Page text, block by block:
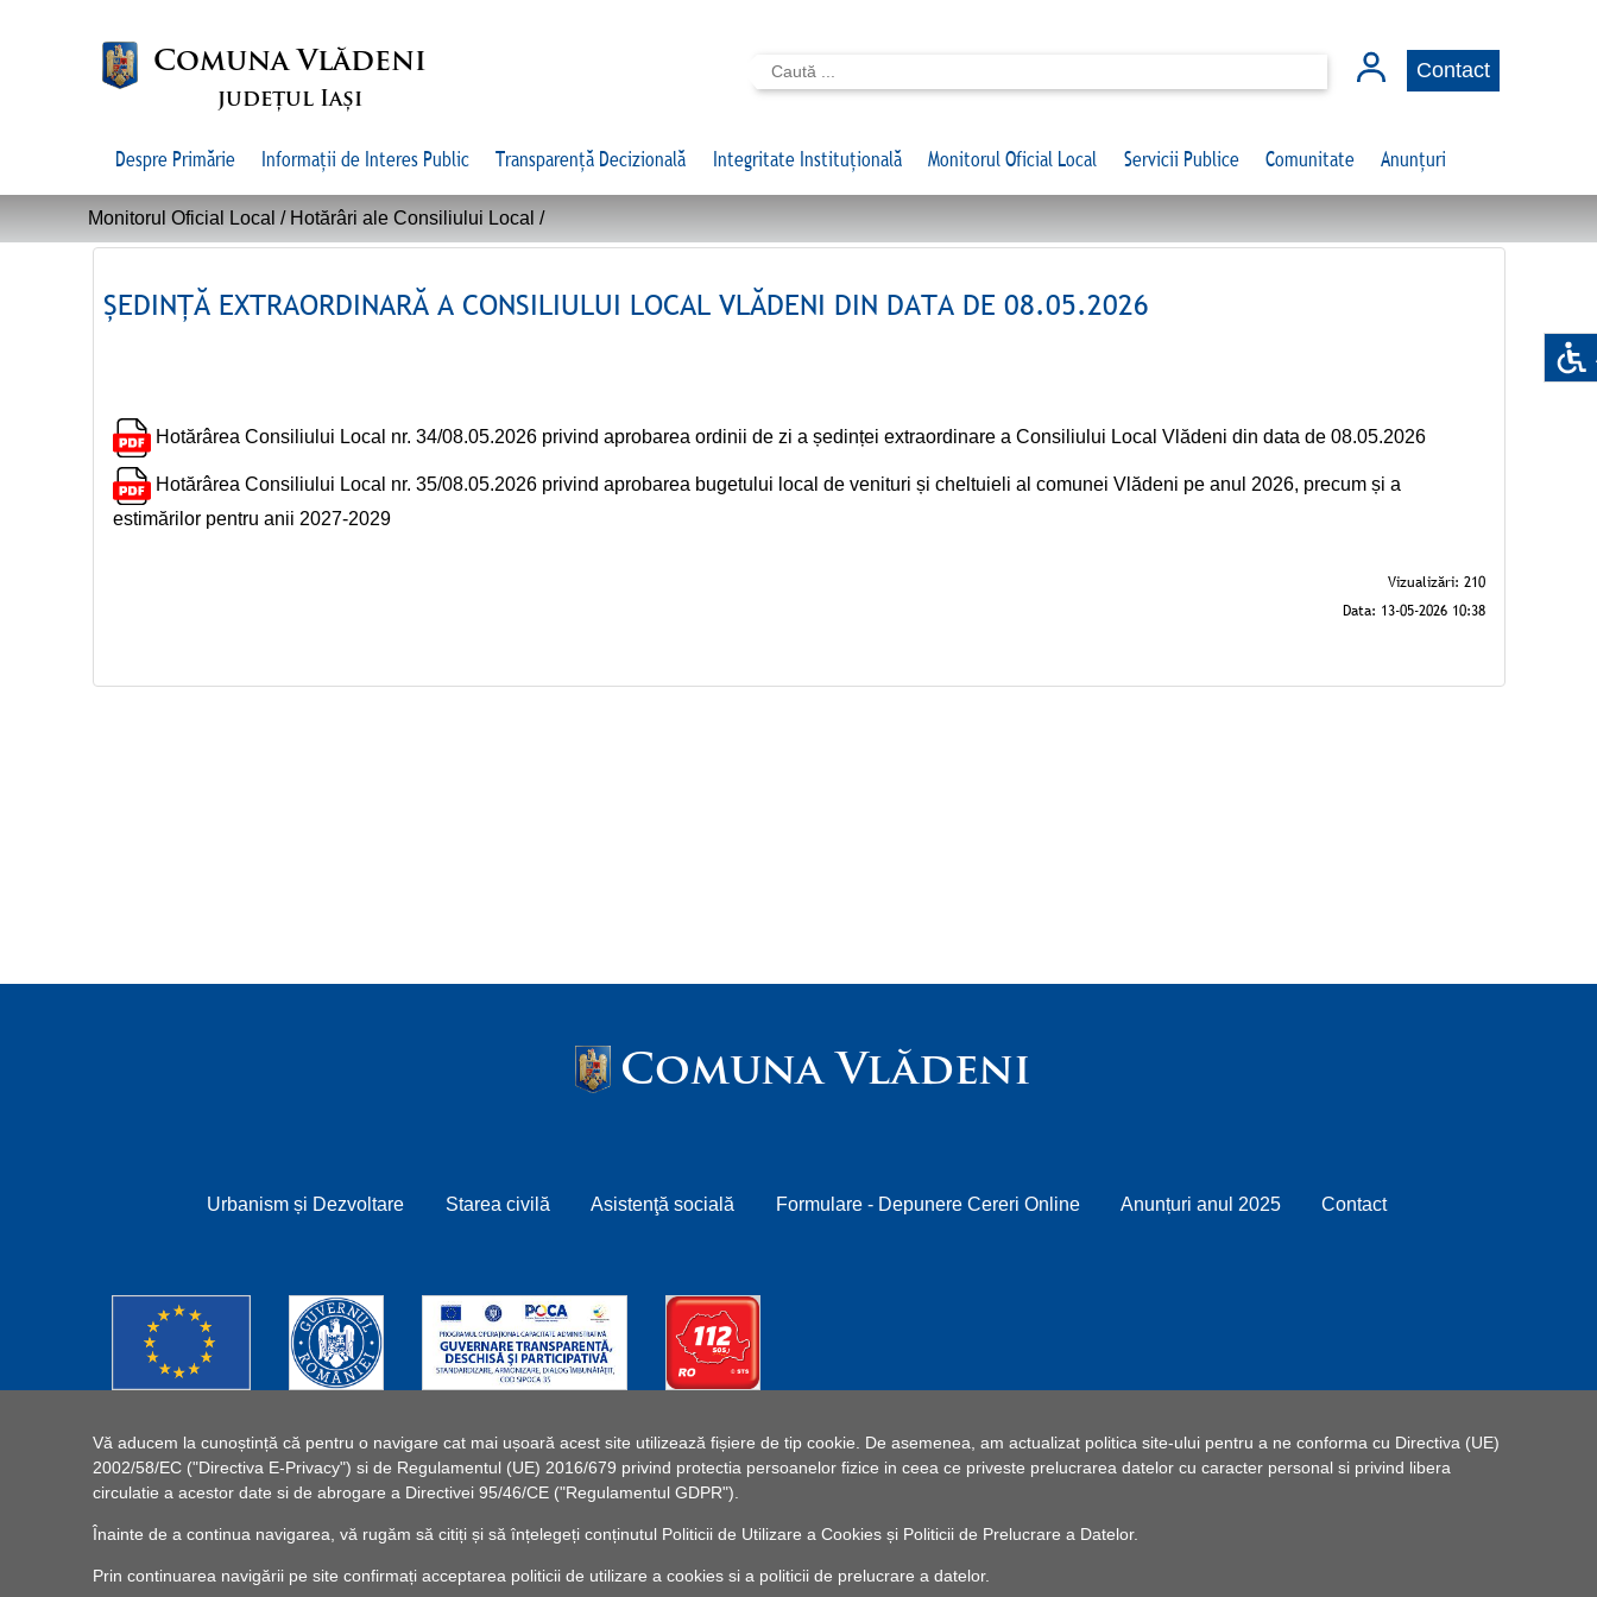
Vă aducem la cunoștință că pentru o navigare cat mai ușoară acest site utilizează fișiere de tip cookie. De asemenea, am actualizat politica site-ului pentru a ne conforma cu Directiva (UE)
2002/58/EC ("Directiva E-Privacy") si de Regulamentul (UE) 2016/679 privind protectia persoanelor fizice in ceea ce priveste prelucrarea datelor cu caracter personal si privind libera
circulatie a acestor date si de abrogare a Directivei 95/46/CE ("Regulamentul GDPR").
Înainte de a continua navigarea, vă rugăm să citiți și să înțelegeți conținutul Politicii de Utilizare a Cookiesși Politicii de Prelucrare a Datelor.
Prin continuarea navigării pe site confirmați acceptarea politicii de utilizare a cookies si a politicii de prelucrare a datelor.
Comuna Vlădeni
județul Iași
Contact
Despre Primărie Informații de Interes Public Transparență Decizională Integritate Instituțională Monitorul Oficial Local Servicii Publice Comunitate Anunțuri
Monitorul Oficial Local / Hotărâri ale Consiliului Local /
ȘEDINȚĂ EXTRAORDINARĂ A CONSILIULUI LOCAL VLĂDENI DIN DATA DE 08.05.2026
Hotărârea Consiliului Local nr. 34/08.05.2026 privind aprobarea ordinii de zi a ședinței extraordinare a Consiliului Local Vlădeni din data de 08.05.2026
Hotărârea Consiliului Local nr. 35/08.05.2026 privind aprobarea bugetului local de venituri și cheltuieli al comunei Vlădeni pe anul 2026, precum și a
estimărilor pentru anii 2027-2029
Comuna Vlădeni
Urbanism și Dezvoltare Starea civilă Asistenţă socială Formulare - Depunere Cereri Online Anunțuri anul 2025 Contact
© 2025 UAT Comuna Vlădeni -Powered by Pancarpatica Invest|